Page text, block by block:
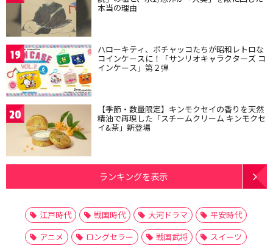
本当の理由
19 ハローキティ、ポチャッコたちが昭和レトロな
コインケースに！「サンリオキャラクターズ コ
インケース」第２弾
20 【季節・数量限定】キンモクセイの香りを天然
精油で再現した「スチームクリーム キンモクセ
イ&茶」新登場
ランキングを表示
江戸時代 戦国時代 大河ドラマ
平安時代
アニメ
ロングセラー 戦国武将
スイーツ